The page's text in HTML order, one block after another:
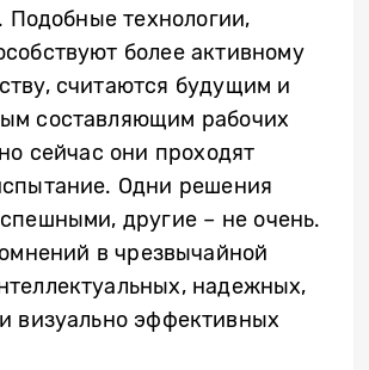
Подобные технологии,
более активному
считаются будущим и
составляющим рабочих
сейчас они проходят
Одни решения
другие – не очень.
в чрезвычайной
надежных,
визуально эффективных